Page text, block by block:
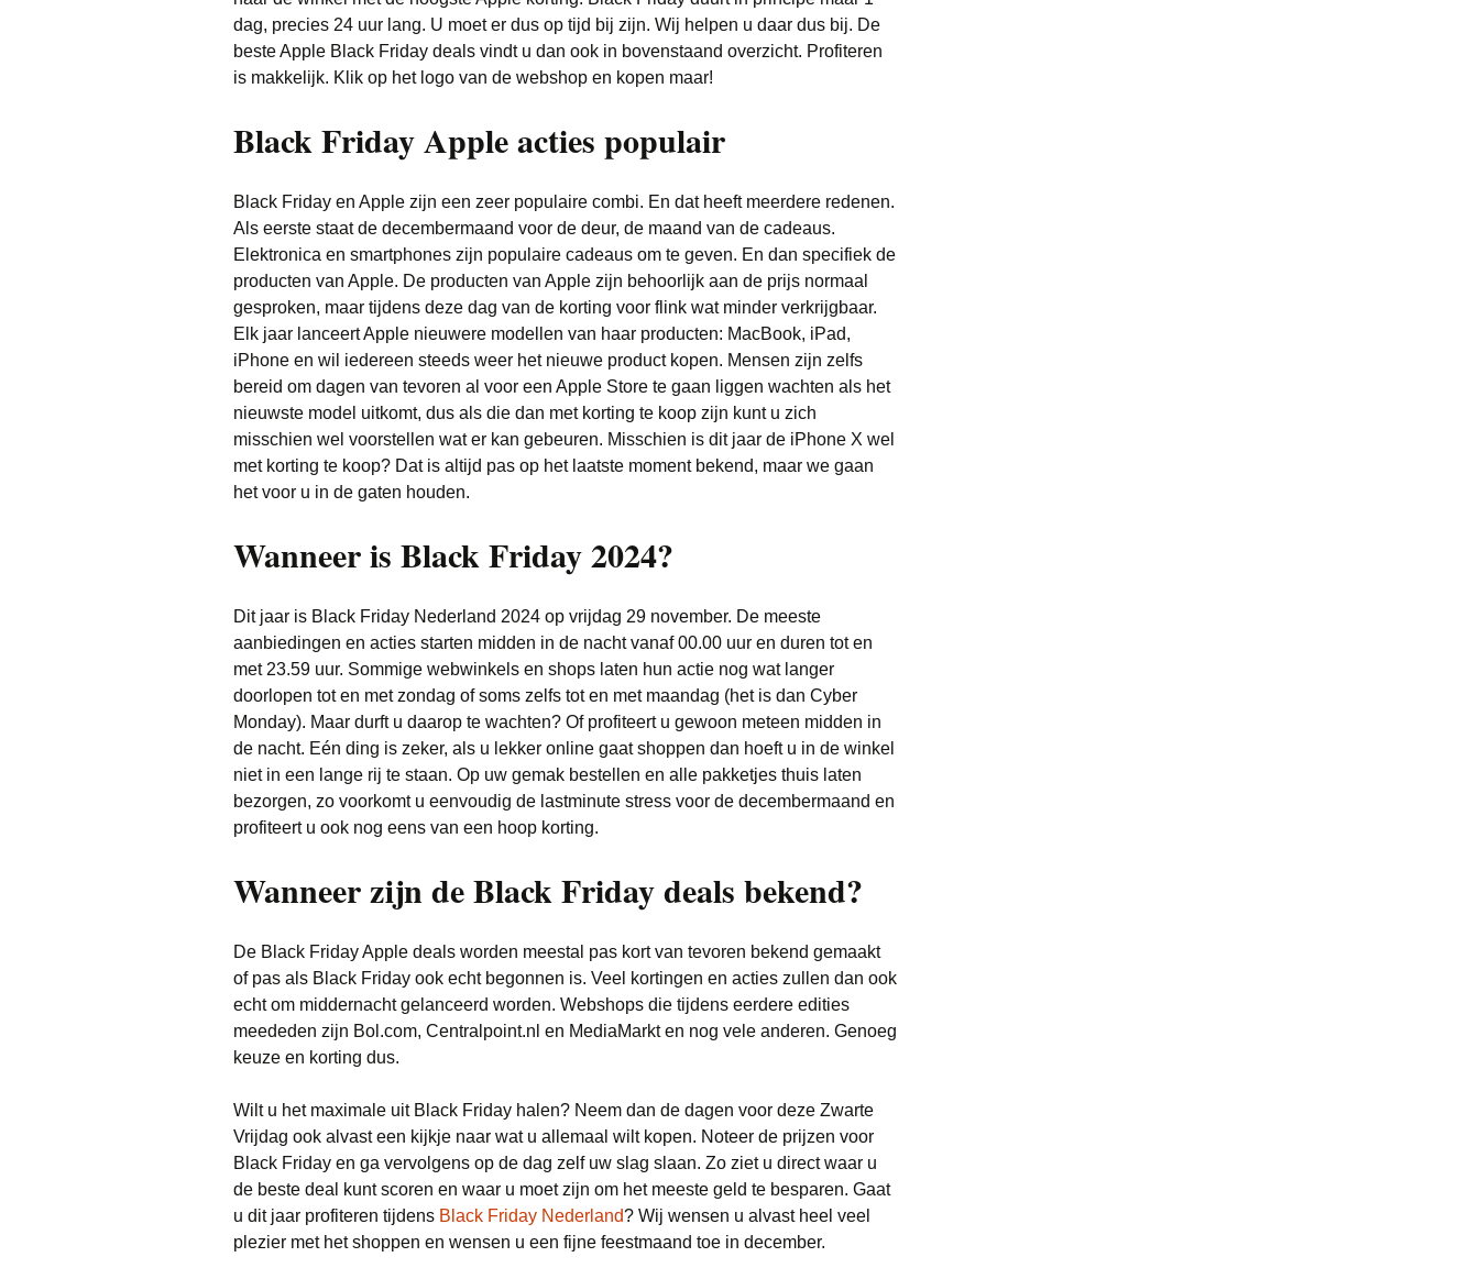
Witgoed deals
dag, precies 24 uur lang. U moet er dus op tijd bij zijn. Wij helpen u daar dus bij. De
beste Apple Black Friday deals vindt u dan ook in bovenstaand overzicht. Profiteren
is makkelijk. Klik op het logo van de webshop en kopen maar!
Black Friday Apple acties populair
Black Friday en Apple zijn een zeer populaire combi. En dat heeft meerdere redenen.
Als eerste staat de decembermaand voor de deur, de maand van de cadeaus.
Elektronica en smartphones zijn populaire cadeaus om te geven. En dan specifiek de
producten van Apple. De producten van Apple zijn behoorlijk aan de prijs normaal
gesproken, maar tijdens deze dag van de korting voor flink wat minder verkrijgbaar.
Elk jaar lanceert Apple nieuwere modellen van haar producten: MacBook, iPad,
iPhone en wil iedereen steeds weer het nieuwe product kopen. Mensen zijn zelfs
bereid om dagen van tevoren al voor een Apple Store te gaan liggen wachten als het
nieuwste model uitkomt, dus als die dan met korting te koop zijn kunt u zich
misschien wel voorstellen wat er kan gebeuren. Misschien is dit jaar de iPhone X wel
met korting te koop? Dat is altijd pas op het laatste moment bekend, maar we gaan
het voor u in de gaten houden.
Wanneer is Black Friday 2024?
Dit jaar is Black Friday Nederland 2024 op vrijdag 29 november. De meeste
aanbiedingen en acties starten midden in de nacht vanaf 00.00 uur en duren tot en
met 23.59 uur. Sommige webwinkels en shops laten hun actie nog wat langer
doorlopen tot en met zondag of soms zelfs tot en met maandag (het is dan Cyber
Monday). Maar durft u daarop te wachten? Of profiteert u gewoon meteen midden in
de nacht. Eén ding is zeker, als u lekker online gaat shoppen dan hoeft u in de winkel
niet in een lange rij te staan. Op uw gemak bestellen en alle pakketjes thuis laten
bezorgen, zo voorkomt u eenvoudig de lastminute stress voor de decembermaand en
profiteert u ook nog eens van een hoop korting.
Wanneer zijn de Black Friday deals bekend?
De Black Friday Apple deals worden meestal pas kort van tevoren bekend gemaakt
of pas als Black Friday ook echt begonnen is. Veel kortingen en acties zullen dan ook
echt om middernacht gelanceerd worden. Webshops die tijdens eerdere edities
meededen zijn Bol.com, Centralpoint.nl en MediaMarkt en nog vele anderen. Genoeg
keuze en korting dus.
Wilt u het maximale uit Black Friday halen? Neem dan de dagen voor deze Zwarte
Vrijdag ook alvast een kijkje naar wat u allemaal wilt kopen. Noteer de prijzen voor
Black Friday en ga vervolgens op de dag zelf uw slag slaan. Zo ziet u direct waar u
de beste deal kunt scoren en waar u moet zijn om het meeste geld te besparen. Gaat
u dit jaar profiteren tijdens Black Friday Nederland? Wij wensen u alvast heel veel
plezier met het shoppen en wensen u een fijne feestmaand toe in december.